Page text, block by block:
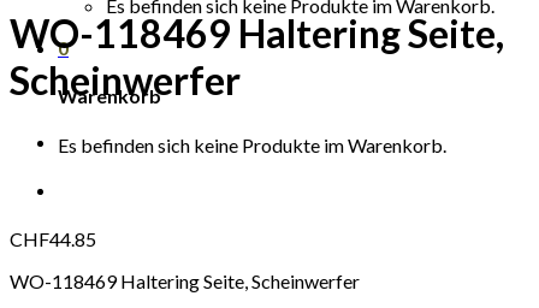
Es befinden sich keine Produkte im Warenkorb.
0
Warenkorb
Es befinden sich keine Produkte im Warenkorb.
WO-118469 Haltering Seite,
Scheinwerfer
CHF44.85
WO-118469 Haltering Seite, Scheinwerfer